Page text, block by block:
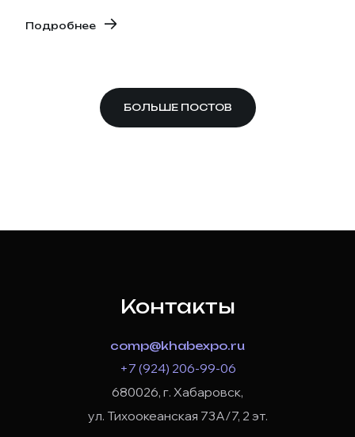
Подробнее
БОЛЬШЕ ПОСТОВ
Контакты
comp@khabexpo.ru
+7 (924) 206-99-06
680026, г. Хабаровск,
ул. Тихоокеанская 73А/7, 2 эт.